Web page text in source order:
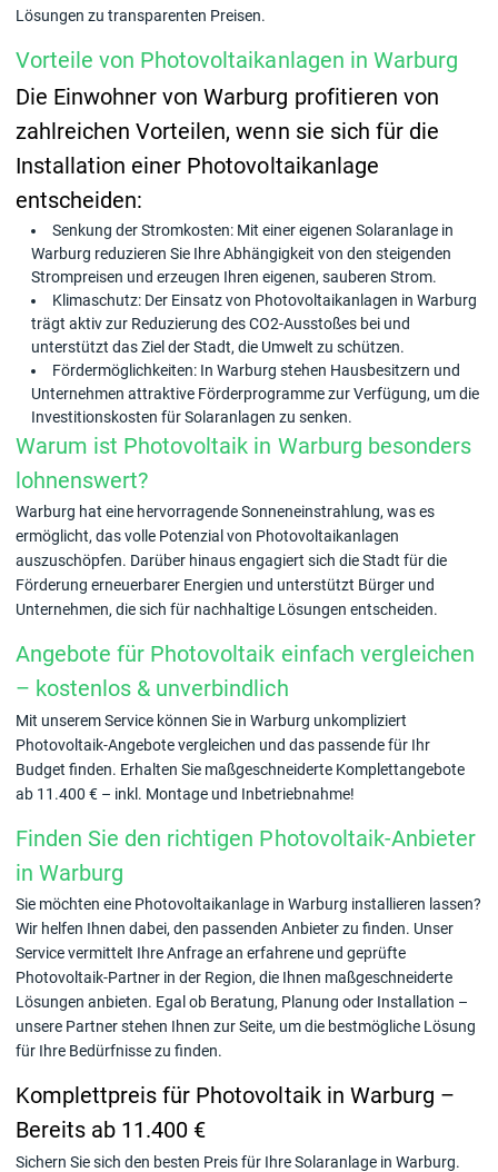
Lösungen zu transparenten Preisen.
Vorteile von Photovoltaikanlagen in Warburg
Die Einwohner von Warburg profitieren von
zahlreichen Vorteilen, wenn sie sich für die
Installation einer Photovoltaikanlage
entscheiden:
Senkung der Stromkosten: Mit einer eigenen Solaranlage in
Warburg reduzieren Sie Ihre Abhängigkeit von den steigenden
Strompreisen und erzeugen Ihren eigenen, sauberen Strom.
Klimaschutz: Der Einsatz von Photovoltaikanlagen in Warburg
trägt aktiv zur Reduzierung des CO2-Ausstoßes bei und
unterstützt das Ziel der Stadt, die Umwelt zu schützen.
Fördermöglichkeiten: In Warburg stehen Hausbesitzern und
Unternehmen attraktive Förderprogramme zur Verfügung, um die
Investitionskosten für Solaranlagen zu senken.
Warum ist Photovoltaik in Warburg besonders
lohnenswert?
Warburg hat eine hervorragende Sonneneinstrahlung, was es
ermöglicht, das volle Potenzial von Photovoltaikanlagen
auszuschöpfen. Darüber hinaus engagiert sich die Stadt für die
Förderung erneuerbarer Energien und unterstützt Bürger und
Unternehmen, die sich für nachhaltige Lösungen entscheiden.
Angebote für Photovoltaik einfach vergleichen
– kostenlos & unverbindlich
Mit unserem Service können Sie in Warburg unkompliziert
Photovoltaik-Angebote vergleichen und das passende für Ihr
Budget finden. Erhalten Sie maßgeschneiderte Komplettangebote
ab 11.400 € – inkl. Montage und Inbetriebnahme!
Finden Sie den richtigen Photovoltaik-Anbieter
in Warburg
Sie möchten eine Photovoltaikanlage in Warburg installieren lassen?
Wir helfen Ihnen dabei, den passenden Anbieter zu finden. Unser
Service vermittelt Ihre Anfrage an erfahrene und geprüfte
Photovoltaik-Partner in der Region, die Ihnen maßgeschneiderte
Lösungen anbieten. Egal ob Beratung, Planung oder Installation –
unsere Partner stehen Ihnen zur Seite, um die bestmögliche Lösung
für Ihre Bedürfnisse zu finden.
Komplettpreis für Photovoltaik in Warburg –
Bereits ab 11.400 €
Sichern Sie sich den besten Preis für Ihre Solaranlage in Warburg.